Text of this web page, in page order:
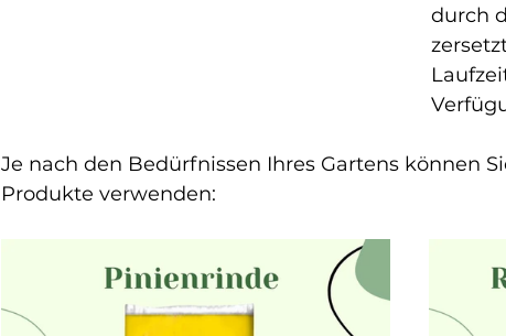
durch
Je nach den Bedürfnissen Ihres Gartens können
Produkte verwenden: